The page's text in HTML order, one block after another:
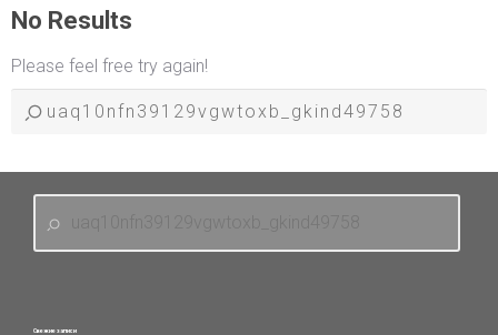
No Results
Please feel free try again!
Свежие записи